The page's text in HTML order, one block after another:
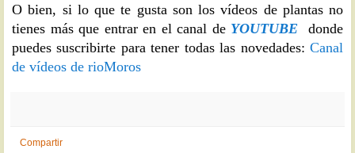
O bien, si lo que te gusta son los vídeos de plantas no
tienes más que entrar en el canal de YOUTUBE donde
puedes suscribirte para tener todas las novedades: Canal
de vídeos de rioMoros
Compartir